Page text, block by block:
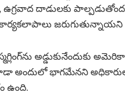
దాడులకు
అడ్డుకునేందుకు
అందులో భాగమేనని
ఉంది.